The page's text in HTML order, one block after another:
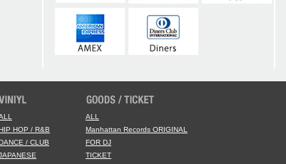
HOP / R&B
/ CLUB
ALL
Manhattan Records ORIGINAL
FOR DJ
TICKET